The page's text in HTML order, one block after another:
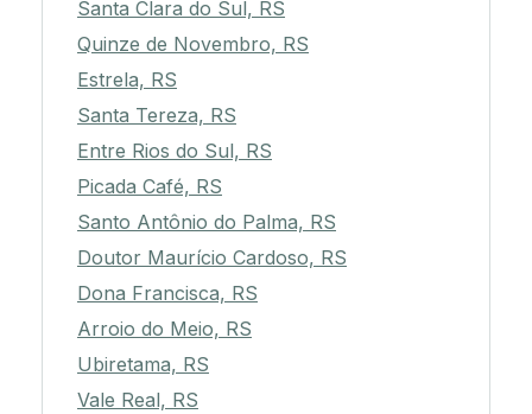
Santa Clara do Sul, RS
Quinze de Novembro, RS
Estrela, RS
Santa Tereza, RS
Entre Rios do Sul, RS
Picada Café, RS
Santo Antônio do Palma, RS
Doutor Maurício Cardoso, RS
Dona Francisca, RS
Arroio do Meio, RS
Ubiretama, RS
Vale Real, RS